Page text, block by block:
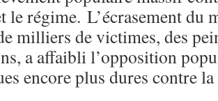
le régime. L’écrasement du
milliers de victimes, des
a affaibli l’opposition
encore plus dures contre